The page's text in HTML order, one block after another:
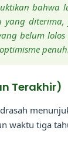
bahwa
yang
belum
Terakhir)
waktu tiga